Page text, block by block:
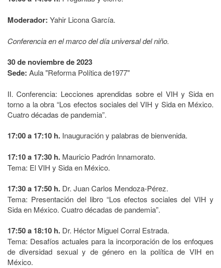
Moderador: Yahir Licona García.
Conferencia en el marco del día universal del niño.
30 de noviembre de 2023
Sede: Aula "Reforma Política de1977"
II. Conferencia: Lecciones aprendidas sobre el VIH y Sida en
torno a la obra “Los efectos sociales del VIH y Sida en México.
Cuatro décadas de pandemia”.
17:00 a 17:10 h. Inauguración y palabras de bienvenida.
17:10 a 17:30 h. Mauricio Padrón Innamorato.
Tema: El VIH y Sida en México.
17:30 a 17:50 h. Dr. Juan Carlos Mendoza-Pérez.
Tema: Presentación del libro “Los efectos sociales del VIH y
Sida en México. Cuatro décadas de pandemia”.
17:50 a 18:10 h. Dr. Héctor Miguel Corral Estrada.
Tema: Desafíos actuales para la incorporación de los enfoques
de diversidad sexual y de género en la política de VIH en
México.